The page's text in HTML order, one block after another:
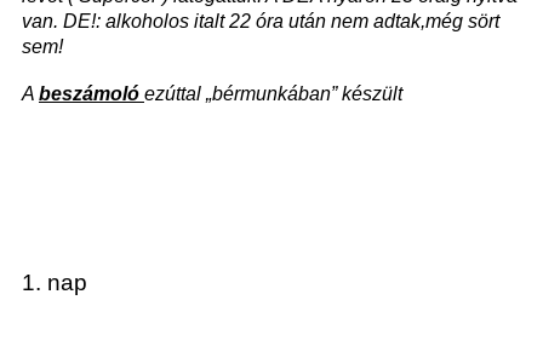
van. DE!: alkoholos italt 22 óra után nem adtak,még sört
sem!
A beszámoló ezúttal „bérmunkában” készült
1. nap